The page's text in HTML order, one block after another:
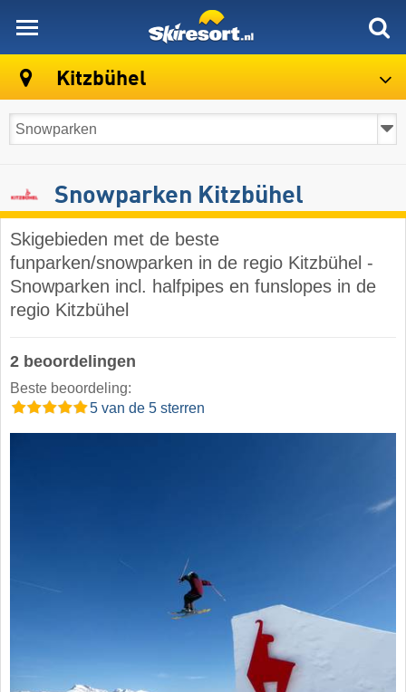
Kitzbühel
Snowparken Kitzbühel
Skigebieden met de beste
funparken/snowparken in de regio Kitzbühel -
Snowparken incl. halfpipes en funslopes in de
regio Kitzbühel
2 beoordelingen
Beste beoordeling:
5 van de 5 sterren